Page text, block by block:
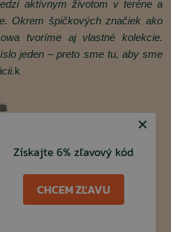
aktívnym životom v teréne a
Okrem špičkových značiek ako
tvoríme aj vlastné kolekcie.
jeden – preto sme tu, aby sme
k
Facebook
Instagram
Všetky práva vyhradené.
✕
Získajte 6% zľavový kód
CHCEM ZĽAVU